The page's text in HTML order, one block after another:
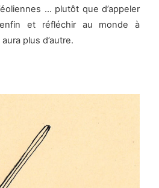
… plutôt que d’appeler
et réfléchir au monde à
aura plus d’autre.